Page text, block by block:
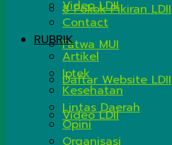
8 Pokok Pikiran LDII
Fatwa MUI
Daftar Website LDII
Video LDII
Video LDII
Contact
RUBRIK
Artikel
Iptek
Kesehatan
Lintas Daerah
Opini
Organisasi